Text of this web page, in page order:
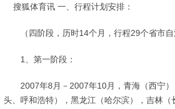
搜狐体育讯 一、行程计划安排：
（四阶段，历时14个月，行程29个省市自
1、第一阶段：
2007年8月－2007年10月，青海（西宁）
头、呼和浩特），黑龙江（哈尔滨），吉林